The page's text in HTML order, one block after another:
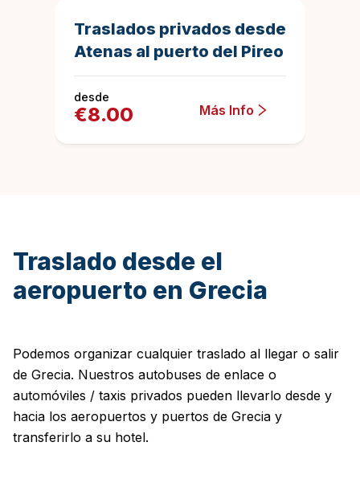
Traslados privados desde
Atenas al puerto del Pireo
desde
€8.00 Más Info
Traslado desde el
aeropuerto en Grecia
Podemos organizar cualquier traslado al llegar o salir
de Grecia. Nuestros autobuses de enlace o
automóviles / taxis privados pueden llevarlo desde y
hacia los aeropuertos y puertos de Grecia y
transferirlo a su hotel.